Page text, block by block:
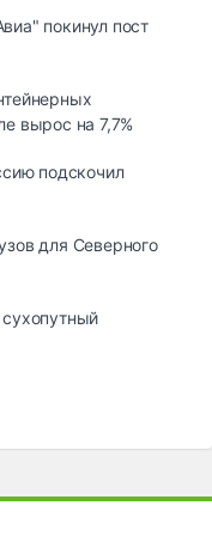
покинул пост
вырос на 7,7%
подскочил
для Северного